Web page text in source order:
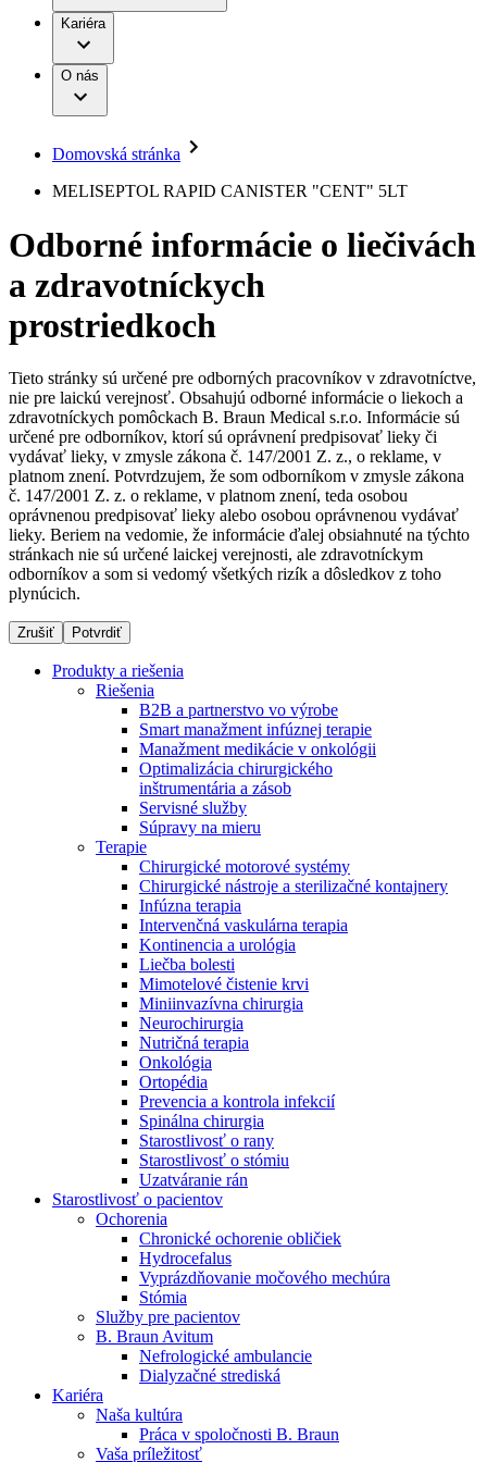
Terapie
Kontinencia a urológia
Liečba bolesti
Miniinvazívna chirurgia
Nutričná terapia
Onkológia
Ortopédia
Prevencia a kontrola infekcií
Spinálna chirurgia
Starostlivosť o rany
Uzatváranie rán
Riešenia
Terapie
Produktový katalóg​
Objavte naše produkty. ​Navštívte produktový katalóg B.
Braun​ s našim kompletným produktovým portfóliom.​
B. Braun Avitum
Ochorenia
Služby pre pacientov
Dialyzačné strediská
B. Braun Avitum poskytuje kvalitnú dialyzačnú starostlivosť
vo všetkých svojich strediskách na Slovensku. Viac
informácií nájdete na stránke jednotlivých stredísk.
Nefrologické ambulancie
V nefrologických ambulanciách prevádzkujeme poradenstvo
a prípravu pacientov k jednotlivým metódam náhrady funkcie
obličiek. Zvoľte si mesto, ktoré potrebujete a navštívte nás.
Práca a kariéra
Naša kultúra
Vaša príležitosť
Nájdite si prácu u nás​
Objavte svoje kariérne príležitosti ​v B. Braun. Vyhľadajte náš
trh práce​ pre zaujímavé pozície na Slovensku.​
Zodpovednosť
Médiá
Tlačové správy
Kontakt
Kontaktný formulár
Spoločnosť
Médiá
Kontakt
Zostaňte v dialógu s B. Braun. Kontaktujte nás.
Kariéra
O nás
Domovská stránka
MELISEPTOL RAPID CANISTER "CENT" 5LT
Odborné informácie o liečivách
a zdravotníckych
prostriedkoch
Tieto stránky sú určené pre odborných pracovníkov v zdravotníctve,
nie pre laickú verejnosť. Obsahujú odborné informácie o liekoch a
zdravotníckych pomôckach B. Braun Medical s.r.o. Informácie sú
určené pre odborníkov, ktorí sú oprávnení predpisovať lieky či
vydávať lieky, v zmysle zákona č. 147/2001 Z. z., o reklame, v
platnom znení. Potvrdzujem, že som odborníkom v zmysle zákona
č. 147/2001 Z. z. o reklame, v platnom znení, teda osobou
oprávnenou predpisovať lieky alebo osobou oprávnenou vydávať
lieky. Beriem na vedomie, že informácie ďalej obsiahnuté na týchto
stránkach nie sú určené laickej verejnosti, ale zdravotníckym
odborníkov a som si vedomý všetkých rizík a dôsledkov z toho
plynúcich.
Zrušiť Potvrdiť
Produkty a riešenia
Riešenia
B2B a partnerstvo vo výrobe
Smart manažment infúznej terapie
Manažment medikácie v onkológii
Optimalizácia chirurgického
inštrumentária a zásob
Servisné služby
Súpravy na mieru
Terapie
Chirurgické motorové systémy
Chirurgické nástroje a sterilizačné kontajnery
Infúzna terapia
Intervenčná vaskulárna terapia
Kontinencia a urológia
Liečba bolesti
Mimotelové čistenie krvi
Miniinvazívna chirurgia
Neurochirurgia
Nutričná terapia
Onkológia
Ortopédia
Prevencia a kontrola infekcií
Spinálna chirurgia
Starostlivosť o rany
Starostlivosť o stómiu
Uzatváranie rán
Starostlivosť o pacientov
Ochorenia
Chronické ochorenie obličiek
Hydrocefalus
Vyprázdňovanie močového mechúra
Stómia
Služby pre pacientov
B. Braun Avitum
Nefrologické ambulancie
Dialyzačné strediská
Kariéra
Naša kultúra
Práca v spoločnosti B. Braun
Vaša príležitosť